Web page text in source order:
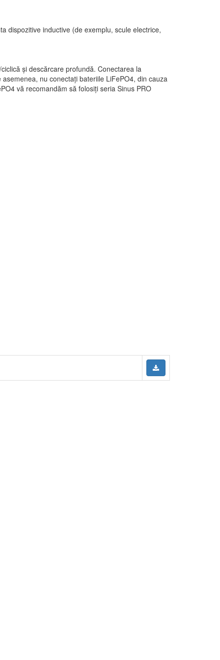
dispozitive inductive (de exemplu, scule electrice,
și descărcare profundă. Conectarea la
nu conectați bateriile LiFePO4, din cauza
vă recomandăm să folosiți seria Sinus PRO